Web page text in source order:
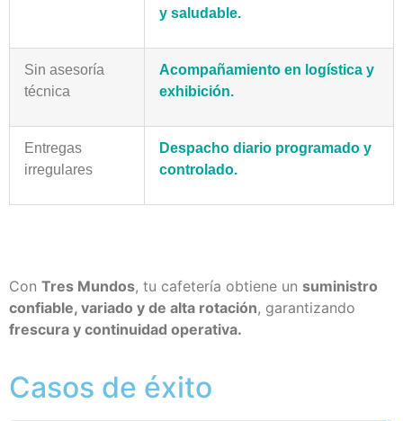
y saludable.
Sin asesoría
técnica
Acompañamiento en logística y
exhibición.
Entregas
irregulares
Despacho diario programado y
controlado.
Con Tres Mundos, tu cafetería obtiene un suministro
confiable, variado y de alta rotación, garantizando
frescura y continuidad operativa.
Casos de éxito